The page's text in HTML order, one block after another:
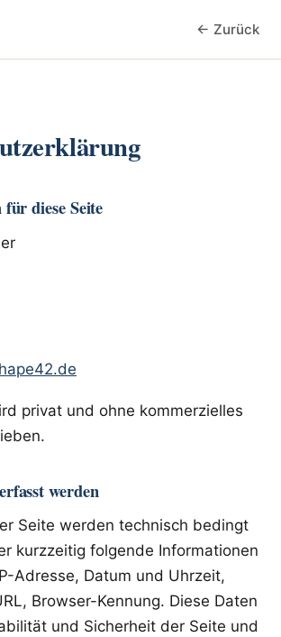
← Zurück
diese Seite
privat und ohne kommerzielles
werden
Seite werden technisch bedingt
kurzzeitig folgende Informationen
Adresse, Datum und Uhrzeit,
Browser-Kennung. Diese Daten
und Sicherheit der Seite und